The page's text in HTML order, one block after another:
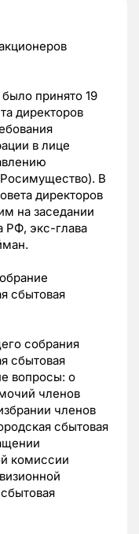
принято 19
директоров
в лице
В
директоров
на заседании
РФ, экс-глава
сбытовая
собрания
сбытовая
вопросы: о
членов
членов
сбытовая
комиссии